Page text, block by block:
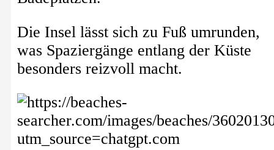
Die Insel lässt sich zu Fuß umrunden,
was Spaziergänge entlang der Küste
besonders reizvoll macht.